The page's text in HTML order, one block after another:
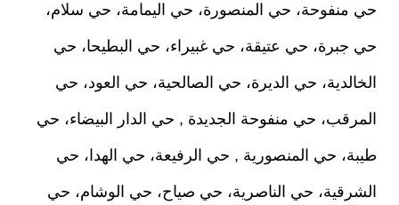
حي منفوحة، حي المنصورة، حي اليمامة، حي سلام،
حي جبرة، حي عتيقة، حي غبيراء، حي البطيحا، حي
الخالدية، حي الديرة، حي الصالحية، حي العود، حي
المرقب، حي منفوحة الجديدة , حي الدار البيضاء، حي
طيبة، حي المنصورية , حي الرفيعة، حي الهدا، حي
الشرقية، حي الناصرية، حي صياح، حي الوشام، حي